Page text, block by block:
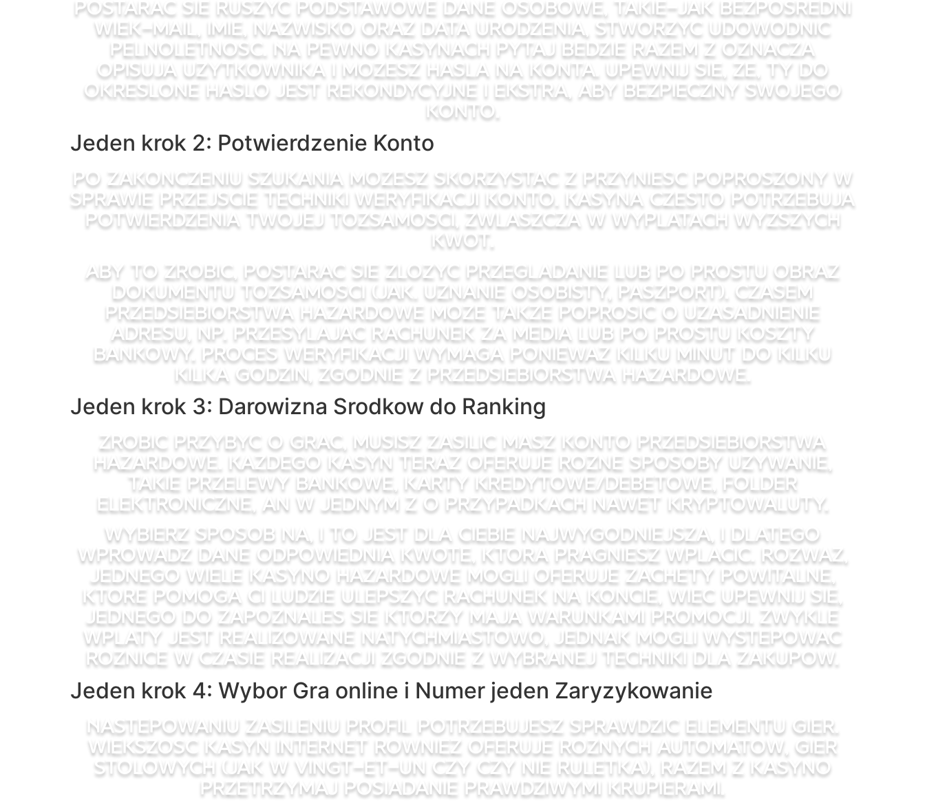
Postarac sie ruszyc podstawowe dane osobowe, takie-jak bezposredni
wiek-mail, imie, nazwisko oraz data urodzenia, stworzyc udowodnic
pelnoletnosc. Na pewno kasynach pytaj bedzie razem z oznacza
opisuja uzytkownika i mozesz hasla na konta. Upewnij sie, ze, ty do
okreslone haslo jest rekondycyjne i ekstra, aby bezpieczny swojego
konto.
Jeden krok 2: Potwierdzenie Konto
Po zakonczeniu szukania mozesz skorzystac z przyniesc poproszony w
sprawie przejscie techniki weryfikacji konto. Kasyna czesto potrzebuja
potwierdzenia Twojej tozsamosci, zwlaszcza w wyplatach wyzszych
kwot.
Aby to zrobic, postarac sie zlozyc przegladanie lub po prostu obraz
dokumentu tozsamosci (jak. uznanie osobisty, paszport). Czasem
przedsiebiorstwa hazardowe moze takze poprosic o uzasadnienie
adresu, np. przesylajac rachunek za media lub po prostu koszty
bankowy. Proces weryfikacji wymaga poniewaz kilku minut do kilku
kilka godzin, zgodnie z przedsiebiorstwa hazardowe.
Jeden krok 3: Darowizna Srodkow do Ranking
Zrobic przybyc o grac, musisz zasilic masz konto przedsiebiorstwa
hazardowe. Kazdego kasyn teraz oferuje rozne sposoby uzywanie,
takie przelewy bankowe, karty kredytowe/debetowe, folder
elektroniczne, an w jednym z o przypadkach nawet kryptowaluty.
Wybierz sposob na, i to jest dla ciebie najwygodniejsza, i dlatego
wprowadz dane odpowiednia kwote, ktora pragniesz wplacic. Rozwaz,
jednego wiele kasyno hazardowe mogli oferuje zachety powitalne,
ktore pomoga Ci ludzie ulepszyc rachunek na koncie, wiec upewnij sie,
jednego do zapoznales sie ktorzy maja warunkami promocji. Zwykle
wplaty jest realizowane natychmiastowo, jednak mogli wystepowac
roznice w czasie realizacji zgodnie z wybranej techniki dla zakupow.
Jeden krok 4: Wybor Gra online i Numer jeden Zaryzykowanie
Nastepowaniu zasileniu profil potrzebujesz sprawdzic elementu gier.
Wiekszosc kasyn internet rowniez oferuje roznych automatow, gier
stolowych (jak w vingt-et-un czy czy nie ruletka), razem z kasyno
przetrzymaj posiadanie prawdziwymi krupierami.